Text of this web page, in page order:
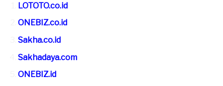
LOTOTO.co.id
ONEBIZ.co.id
Sakha.co.id
Sakhadaya.com
ONEBIZ.id